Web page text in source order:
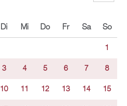
Di Mi Do Fr Sa So
1
3 4 5 6 7 8
10 11 12 13 14 15